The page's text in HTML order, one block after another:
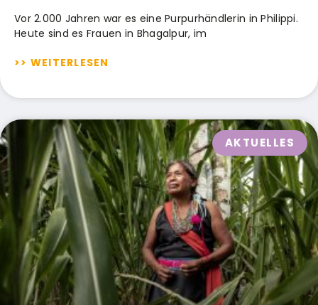
Vor 2.000 Jahren war es eine Purpurhändlerin in Philippi.
Heute sind es Frauen in Bhagalpur, im
>> WEITERLESEN
AKTUELLES